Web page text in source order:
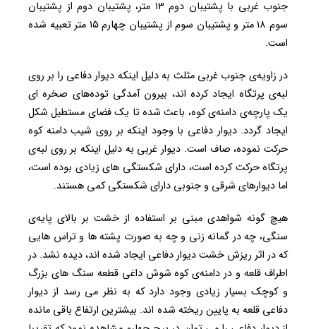
جنوب غربی با پشتیبان دوم ۱۳ متر، پشتیبان دوم از پشتیبان
سوم ۱۸ متر و پشتیبان سوم از پشتیبان چهارم ۱۵ متر تعبیه شده
است.
در زاویه‌ی جنوب غربی مثلث به دلیل اینکه دیوار دفاعی را بر روی
لبه‌ی پرتگاه ایجاد کرده اند، بیرون آمدگی توده‌های صخره ای
یک پارچه‌ی دامنه‌ی کوه، باعث شده تا یک فضای مستطیل شکل
ایجاد گردد. دیوار دفاعی با وجود اینکه بر روی شیب دامنه‌ کوه
حرکت نموده، صاف است. دیوار غربی به دلیل اینکه بر روی لبه‌ی
پرتگاه حرکت کرده است، دارای شکستگی های زیادی بوده است،
اما دیوارهای شرقی و جنوبی دارای شکستگی کمی هستند.
هیچ گونه شواهدی مبنی بر استفاده از خشت بر بالای پایه‌ی
سنگی، چه در گمانه زنی و چه به صورت پشته ها و تراس هایی
که در اثر ریزش خشت دیوار دفاعی ایجاد شده اند، دیده نشد. در
اطراف قلعه و در دامنه‌ی کوه شوش داغی قطعه سنگ های بزرگ
و کوچک بسیار زیادی وجود دارد که به نظر می رسد از دیوار
دفاعی قلعه به پایین ریخته شده اند. بیشترین ارتفاع باقی مانده